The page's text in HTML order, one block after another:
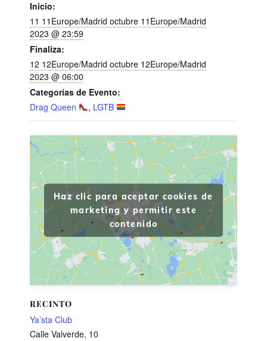
Inicio:
11 11Europe/Madrid octubre 11Europe/Madrid
2023 @ 23:59
Finaliza:
12 12Europe/Madrid octubre 12Europe/Madrid
2023 @ 06:00
Categorías de Evento:
Drag Queen
, LGTB
RECINTO
Ya’sta Club
Calle Valverde, 10
Haz clic para aceptar cookies de
marketing y permitir este
contenido